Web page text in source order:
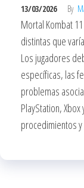
13/03/2026 By
Mortal Kombat
distintas que
Los jugadores
específicas, las
problemas
PlayStation,
procedimientos